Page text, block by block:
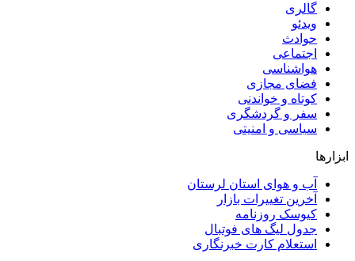
گالری
ویدئو
حوادث
اجتماعی
هواشناسی
فضای مجازی
کوتاه و خواندنی
سفر و گردشگری
سیاسی و امنیتی
ابزارها
آب و هوای استان لرستان
آخرین تغییرات بازار
کیوسک روزنامه
جدول لیگ های فوتبال
استعلام کارت خبرنگاری